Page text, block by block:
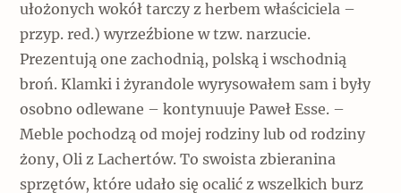
ułożonych wokół tarczy z herbem właściciela –
przyp. red.) wyrzeźbione w tzw. narzucie.
Prezentują one zachodnią, polską i wschodnią
broń. Klamki i żyrandole wyrysowałem sam i były
osobno odlewane – kontynuuje Paweł Esse. –
Meble pochodzą od mojej rodziny lub od rodziny
żony, Oli z Lachertów. To swoista zbieranina
sprzętów, które udało się ocalić z wszelkich burz